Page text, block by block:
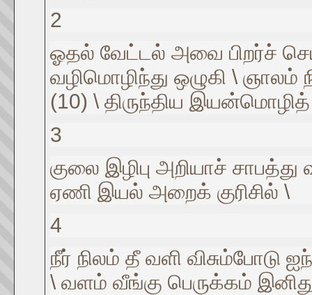
2
ஓதல் வேட்டல் அவை பிறர்ச்
வழிமொழிந்து ஒழுகி \ ஞாலம்
(10) \ திருந்திய
3
குலை இழிபு அறியாச்
ஏணி இயல் அறைக் குரிசில் \
4
நீர் நிலம் தீ வளி விசும்போடு
\ வளம் வீங்கு பெருக்கம்